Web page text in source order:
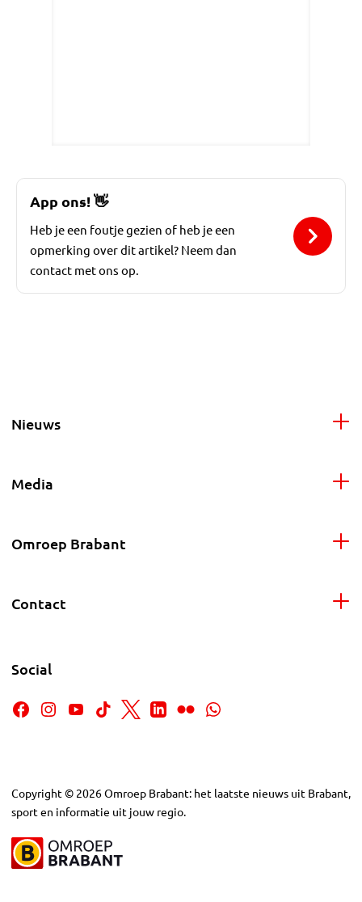
App ons!👋
Heb je een foutje gezien of heb je een
opmerking over dit artikel? Neem dan
contact met ons op.
Nieuws
Media
Omroep Brabant
Contact
Social
Copyright © 2026Omroep Brabant: het laatste nieuws uit Brabant,
sport en informatie uit jouw regio.